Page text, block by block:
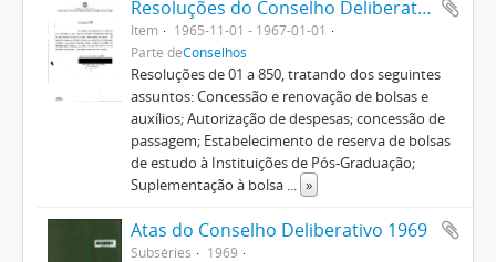
Resoluções do Conselho Deliberativo (1964-1974)
Item
1965-11-01 - 1967-01-01
Parte deConselhos
Resoluções de 01 a 850, tratando dos seguintes
assuntos: Concessão e renovação de bolsas e
auxílios; Autorização de despesas; concessão de
passagem; Estabelecimento de reserva de bolsas
de estudo à Instituições de Pós-Graduação;
Suplementação à bolsa ... »
Atas do Conselho Deliberativo 1969
Subséries
1969